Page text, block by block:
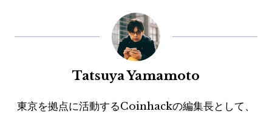
Tatsuya Yamamoto
東京を拠点に活動するCoinhackの編集長として、